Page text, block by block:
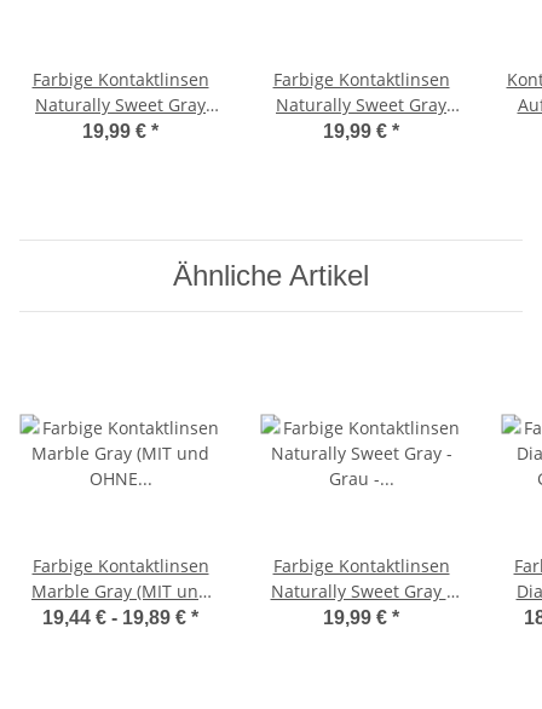
Farbige Kontaktlinsen
Naturally Sweet Gray
-1.00
19,99 € *
Farbige Kontaktlinsen
Naturally Sweet Gray
-1.75
19,99 € *
Ähnliche Artikel
Farbige Kontaktlinsen
Marble Gray (MIT und
OHNE Stärke/Power -
19,44 € - 19,89 € *
Farbige Kontaktlinsen
Naturally Sweet Gray -
Grau - Grün (ohne
19,99 € *